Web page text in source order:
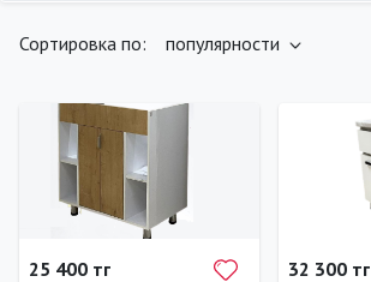
Сортировка по: популярности
25 400 тг 32 300 тг